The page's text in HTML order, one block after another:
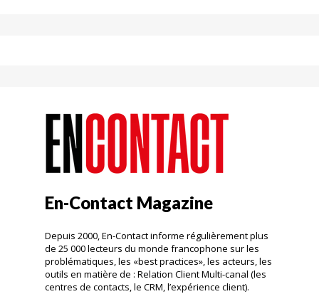
En-Contact Magazine
Depuis 2000, En-Contact informe régulièrement plus
de 25 000 lecteurs du monde francophone sur les
problématiques, les «best practices», les acteurs, les
outils en matière de : Relation Client Multi-canal (les
centres de contacts, le CRM, l’expérience client).